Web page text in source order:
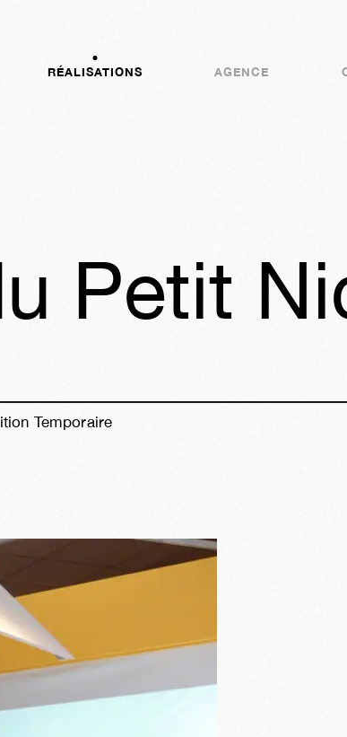
RÉALISATIONS AGENCE
Petit
Temporaire